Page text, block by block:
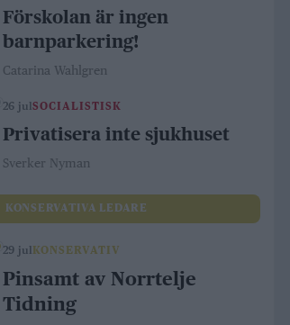
Förskolan är ingen
barnparkering!
Catarina Wahlgren
26 julSOCIALISTISK
Privatisera inte sjukhuset
Sverker Nyman
KONSERVATIVA LEDARE
29 jul KONSERVATIV
Pinsamt av Norrtelje
Tidning